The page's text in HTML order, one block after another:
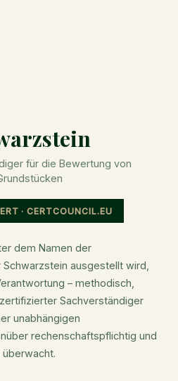
für die Bewertung von
· CERTCOUNCIL.EU
dem Namen der
ausgestellt wird,
– methodisch,
Sachverständiger
unabhängigen
rechenschaftspflichtig und